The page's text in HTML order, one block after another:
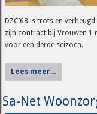
DZC’68 is trots en
zijn contract bij Vrouwen 1
voor een derde seizoen.
Lees meer...
Sa-Net